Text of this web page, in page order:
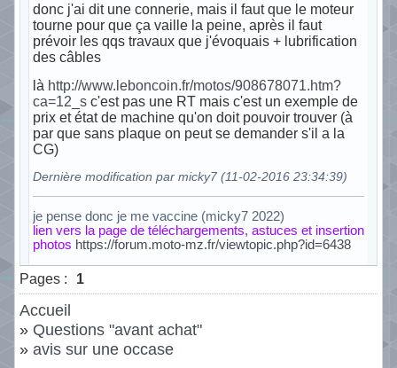
donc j'ai dit une connerie, mais il faut que le moteur
tourne pour que ça vaille la peine, après il faut
prévoir les qqs travaux que j'évoquais + lubrification
des câbles
là http://www.leboncoin.fr/motos/908678071.htm?
ca=12_sc'est pas une RT mais c'est un exemple de
prix et état de machine qu'on doit pouvoir trouver (à
par que sans plaque on peut se demander s'il a la
CG)
Dernière modification par micky7 (11-02-2016 23:34:39)
je pense donc je me vaccine (micky7 2022)
lien vers la page de téléchargements, astuces et insertion
photos https://forum.moto-mz.fr/viewtopic.php?id=6438
Hors ligne
Pages : 1
Accueil
» Questions "avant achat"
» avis sur une occase